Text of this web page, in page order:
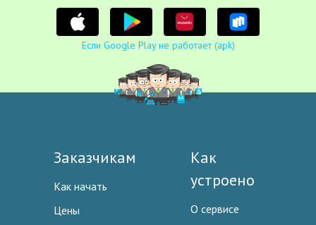
Если Google Play не работает (apk)
Заказчикам
Как начать
Цены
Как
устроено
О сервисе